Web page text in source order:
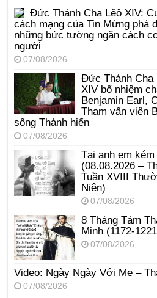
Đức Thánh Cha Lêô XIV:
cách mạng của Tin Mừng phá
những bức tường ngăn cách
người
07/08/2026
Đức Thánh Cha
XIV bổ nhiệm
Benjamin Earl,
Tham vấn viên
sống Thánh hiến
07/08/2026
Tại anh em kém
(08.08.2026 –
Tuần XVIII
Niên)
07/08/2026
8 Tháng Tám
Minh (1172-
07/08/2026
Video: Ngày Ngày Với Mẹ –
07/08/2026